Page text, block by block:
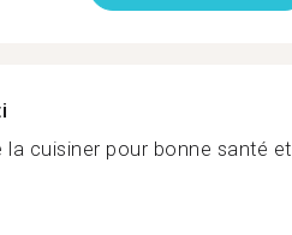
la cuisiner pour bonne santé et